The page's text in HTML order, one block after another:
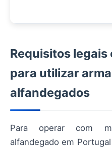
Requisitos
para utilizar
alfandegados
Para operar com
alfandegado em